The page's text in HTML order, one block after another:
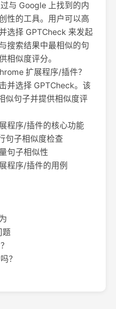
与 Google 上找到的内
性的工具。用户可以高
选择 GPTCheck 来发起
搜索结果中最相似的句
相似度评分。
扩展程序/插件？
并选择 GPTCheck。该
似句子并提供相似度评
程序/插件的核心功能
句子相似度检查
句子相似性
程序/插件的用例
题
？